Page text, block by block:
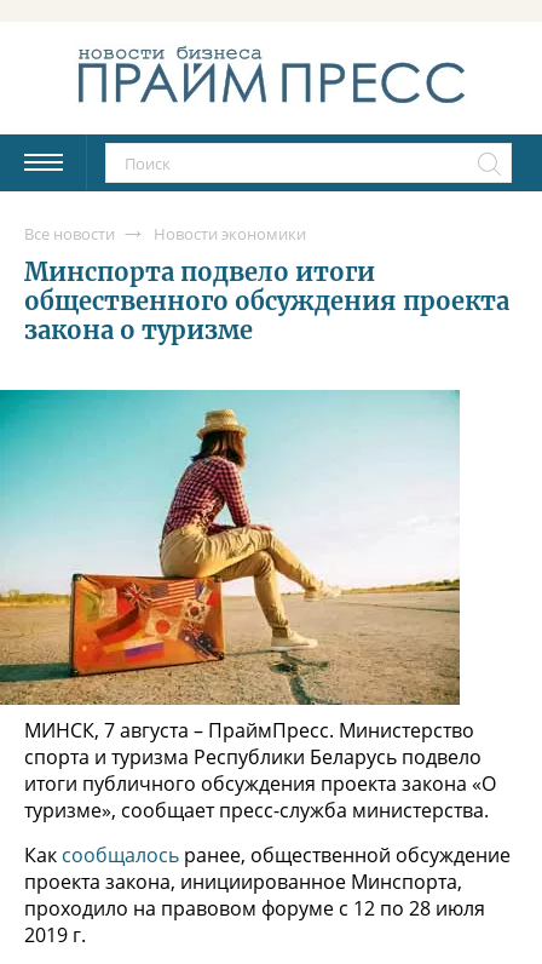
Все новости Новости экономики
Минспорта подвело итоги
общественного обсуждения проекта
закона о туризме
МИНСК, 7 августа – ПраймПресс. Министерство
спорта и туризма Республики Беларусь подвело
итоги публичного обсуждения проекта закона «О
туризме», сообщает пресс-служба министерства.
Как сообщалось ранее, общественной обсуждение
проекта закона, инициированное Минспорта,
проходило на правовом форуме с 12 по 28 июля
2019 г.